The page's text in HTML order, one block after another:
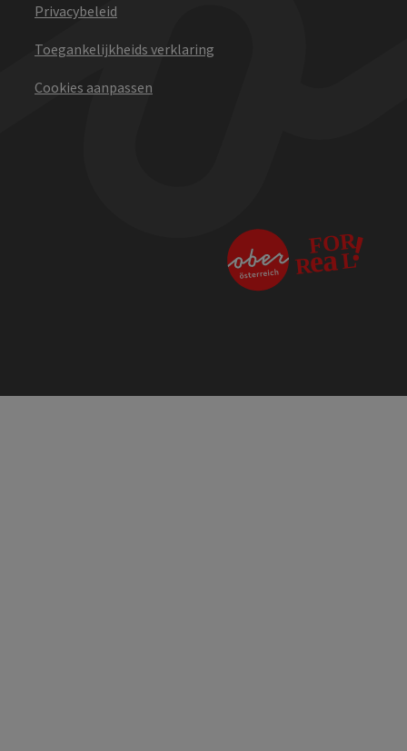
Privacybeleid
Toegankelijkheids verklaring
Cookies aanpassen